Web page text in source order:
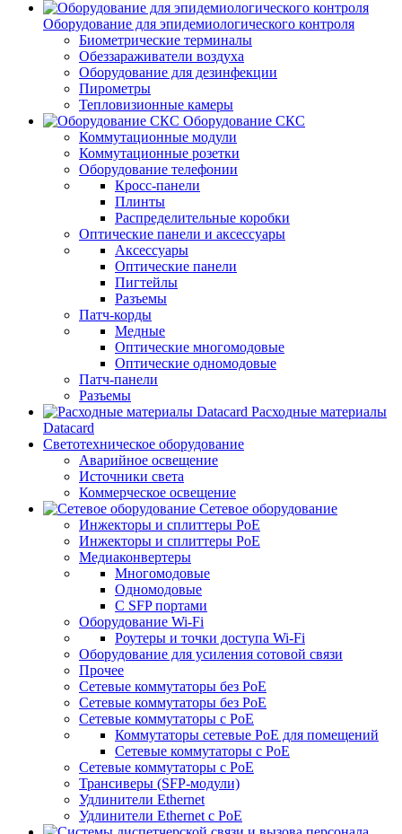
Оборудование для эпидемиологического контроля
Биометрические терминалы
Обеззараживатели воздуха
Оборудование для дезинфекции
Пирометры
Тепловизионные камеры
Оборудование СКС
Коммутационные модули
Коммутационные розетки
Оборудование телефонии
Кросс-панели
Плинты
Распределительные коробки
Оптические панели и аксессуары
Аксессуары
Оптические панели
Пигтейлы
Разъемы
Патч-корды
Медные
Оптические многомодовые
Оптические одномодовые
Патч-панели
Разъемы
Расходные материалы
Datacard
Светотехническое оборудование
Аварийное освещение
Источники света
Коммерческое освещение
Сетевое оборудование
Инжекторы и сплиттеры PoE
Инжекторы и сплиттеры РоЕ
Медиаконвертеры
Многомодовые
Одномодовые
С SFP портами
Оборудование Wi-Fi
Роутеры и точки доступа Wi-Fi
Оборудование для усиления сотовой связи
Прочее
Сетевые коммутаторы без PoE
Сетевые коммутаторы без РоЕ
Сетевые коммутаторы с PoE
Коммутаторы сетевые PoE для помещений
Сетевые коммутаторы с PoE
Сетевые коммутаторы с РоЕ
Трансиверы (SFP-модули)
Удлинители Ethernet
Удлинители Ethernet с PoE